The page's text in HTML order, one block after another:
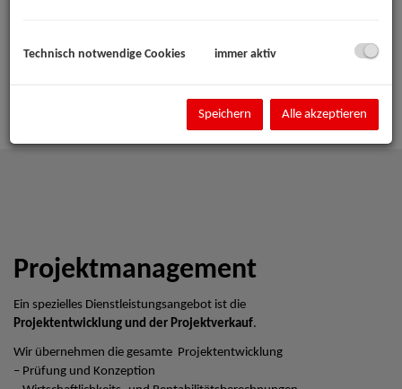
Projektmanagement
Ein spezielles Dienstleistungsangebot ist die
Projektentwicklung und der Projektverkauf.
Wir übernehmen die gesamte Projektentwicklung
– Prüfung und Konzeption
Technisch notwendige Cookies immer aktiv
Speichern Alle akzeptieren